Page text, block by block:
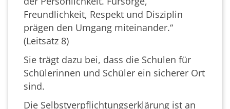
Freundlichkeit, Respekt und Disziplin
prägen den Umgang miteinander.“
(Leitsatz 8)
Sie trägt dazu bei, dass die Schulen für
Schülerinnen und Schüler ein sicherer Ort
sind.
Die Selbstverpflichtungserklärung ist an